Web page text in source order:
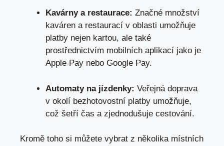
Kavárny a restaurace: Značné množství
kaváren a restaurací v oblasti umožňuje
platby nejen kartou, ale také
prostřednictvím mobilních aplikací jako je
Apple Pay nebo Google Pay.
Automaty na jízdenky: Veřejná doprava
v okolí bezhotovostní platby umožňuje,
což šetří čas a zjednodušuje cestování.
Kromě toho si můžete vybrat z několika místních